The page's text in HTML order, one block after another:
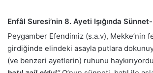
Enfâl Suresi’nin 8. Ayeti Işığında
Peygamber Efendimiz (s.a.v), Mekke’nin
girdiğinde elindeki asayla putlara
(ve benzeri ayetlerin) ruhunu